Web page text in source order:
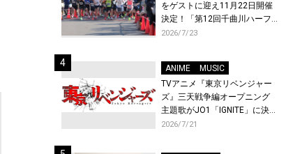
をゲストに迎え11月22日開催
決定！「第12回千曲川ハーフ
マラソン」エントリー受付開
2026/7/23
ANIME
MUSIC
TVアニメ『東京リベンジャー
ズ』三天戦争編オープニング
主題歌がJO1「IGNITE」に決
定！メンバー全員から喜びと
2026/7/21